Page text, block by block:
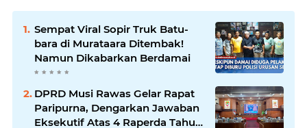
Sempat Viral Sopir Truk Batu-
bara di Murataara Ditembak!
Namun Dikabarkan Berdamai
DPRD Musi Rawas Gelar Rapat
Paripurna, Dengarkan Jawaban
Eksekutif Atas 4 Raperda Tahun